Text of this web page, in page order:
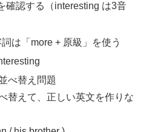
確認する（interesting は3音
は「more + 原級」を使う
べ替え問題
替えて、正しい英文を作りな